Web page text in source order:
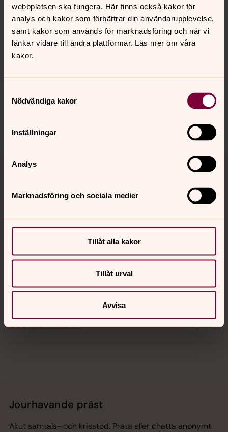
webbplatsen ska fungera. Här finns också kakor för
analys och kakor som förbättrar din användarupplevelse,
samt kakor som används för marknadsföring och när vi
länkar vidare till andra plattformar. Läs mer om våra
kakor.
Nödvändiga kakor
Inställningar
Analys
Marknadsföring och sociala medier
Tillåt alla kakor
Tillåt urval
Avvisa
och församlingslokaler, genom personliga möten och
samtal. Vi ser fram emot att dela dagen med dig. Vi ses!
Synpunkter eller frågor på sidans
johannes.forsamling.sthlm@svenskakyrkan.se
Hitta snabbt
Sociala kanaler
Jourhavande präst
Akut samtals- och krisstöd. Prata eller chatta anonymt